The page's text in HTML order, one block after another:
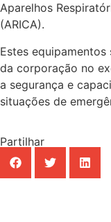
Aparelhos
(ARICA).
Estes
da corporação no
a segurança e
situações de
Partilhar